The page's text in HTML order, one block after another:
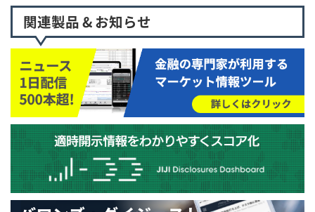
関連製品 & お知らせ